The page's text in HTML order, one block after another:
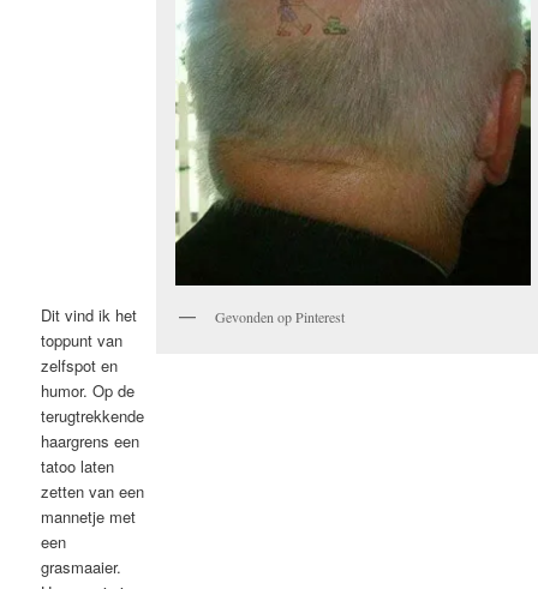
Dit vind ik het
toppunt van
zelfspot en
humor. Op de
terugtrekkende
haargrens een
tatoo laten
zetten van een
mannetje met
een
grasmaaier.
Gevonden op Pinterest